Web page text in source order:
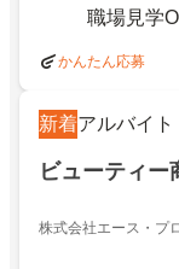
職場見学
かんたん応募
新着アルバイト
ビューティー
株式会社エース・プ